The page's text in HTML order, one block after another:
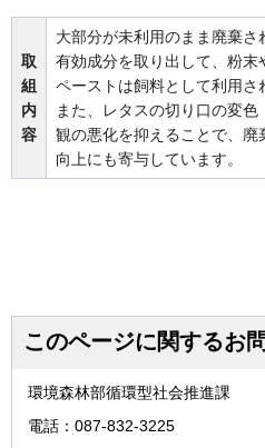
取
組
内
容
大部分が未利用のまま廃棄
有効成分を取り出して、粉
ペーストは飼料として利用さ
また、レタスの切り口の変
観の悪化を抑えることで、
向上にも寄与しています。
このページに関するお
環境森林部循環型社会推進課
電話：087-832-3225